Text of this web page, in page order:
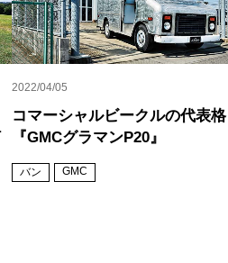
2022/04/05
コマーシャルビークルの代表格
『GMCグラマンP20』
バン GMC